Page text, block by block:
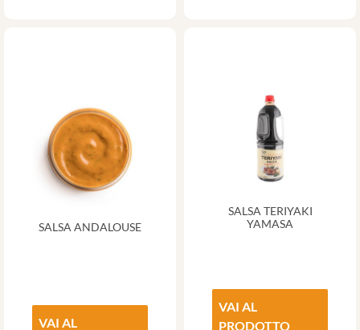
SALSA ANDALOUSE
VAI AL
SALSA TERIYAKI
YAMASA
VAI AL
PRODOTTO